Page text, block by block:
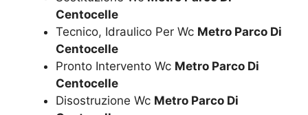
Centocelle
Tecnico, Idraulico Per Wc Metro Parco Di
Centocelle
Pronto Intervento Wc Metro Parco Di
Centocelle
Disostruzione Wc Metro Parco Di